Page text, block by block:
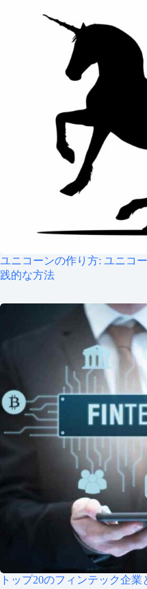
ユニコーンの作り方: ユニコ
践的な方法
トップ20のフィンテック企業